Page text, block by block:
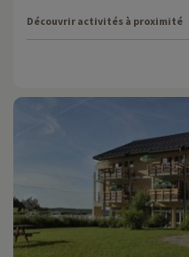
Découvrir activités à proximité